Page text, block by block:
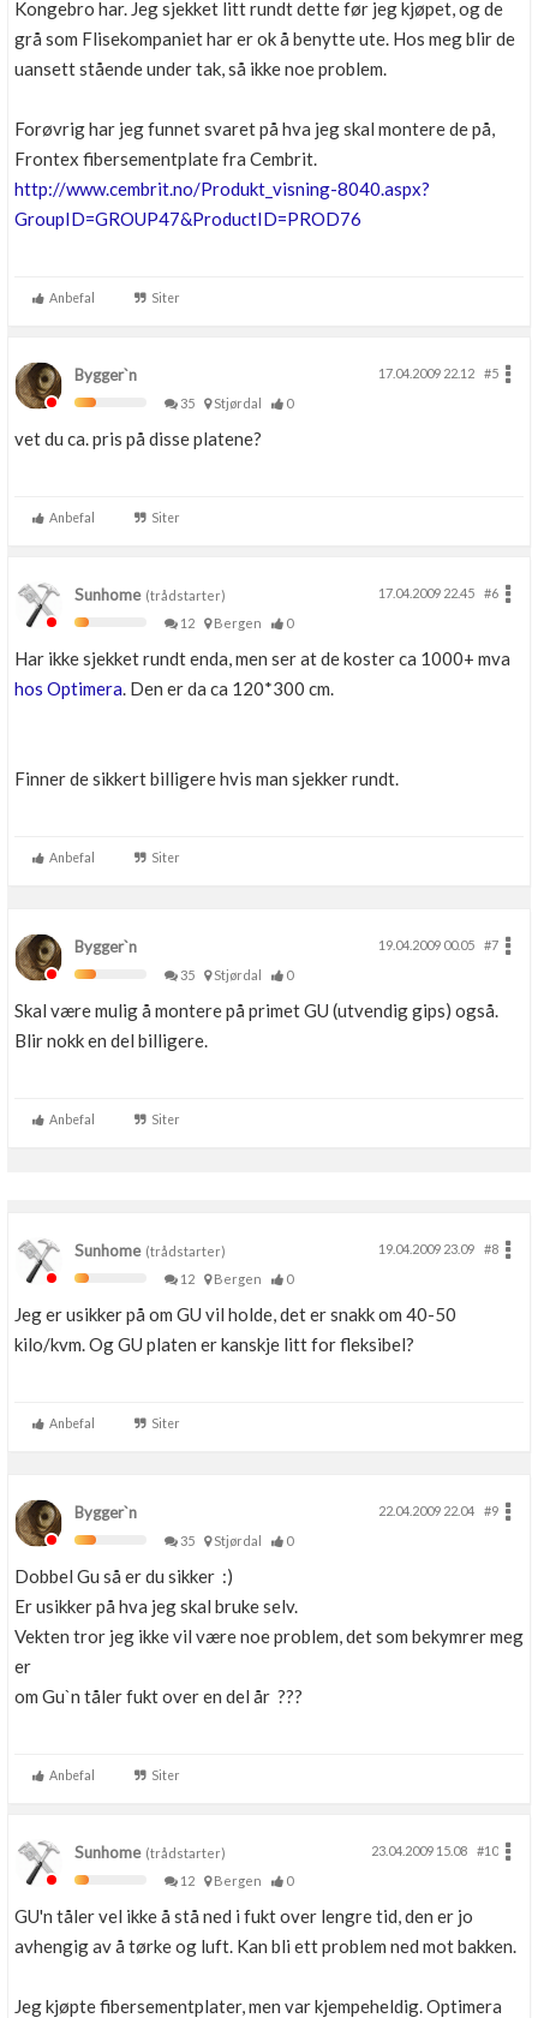
Kongebro har. Jeg sjekket litt rundt dette før jeg kjøpet, og de
grå som Flisekompaniet har er ok å benytte ute. Hos meg blir de
uansett stående under tak, så ikke noe problem.
Forøvrig har jeg funnet svaret på hva jeg skal montere de på,
Frontex fibersementplate fra Cembrit.
http://www.cembrit.no/Produkt_visning-8040.aspx?
GroupID=GROUP47&ProductID=PROD76
Anbefal Siter
Bygger`n 17.04.2009 22.12
#5
35
Stjørdal 0
vet du ca. pris på disse platene?
Anbefal Siter
Sunhome(trådstarter) 17.04.2009 22.45
#6
12
Bergen 0
Har ikke sjekket rundt enda, men ser at de koster ca 1000+ mva
hos Optimera. Den er da ca 120*300 cm.
Finner de sikkert billigere hvis man sjekker rundt.
Anbefal Siter
Bygger`n 19.04.2009 00.05
#7
35
Stjørdal 0
Skal være mulig å montere på primet GU (utvendig gips) også.
Blir nokk en del billigere.
Anbefal Siter
Sunhome(trådstarter) 19.04.2009 23.09
#8
12
Bergen 0
Jeg er usikker på om GU vil holde, det er snakk om 40-50
kilo/kvm. Og GU platen er kanskje litt for fleksibel?
Anbefal Siter
Bygger`n 22.04.2009 22.04
#9
35
Stjørdal 0
Dobbel Gu så er du sikker :)
Er usikker på hva jeg skal bruke selv.
Vekten tror jeg ikke vil være noe problem, det som bekymrer meg
er
om Gu`n tåler fukt over en del år ???
Anbefal Siter
Sunhome(trådstarter) 23.04.2009 15.08
#10
12
Bergen 0
GU'n tåler vel ikke å stå ned i fukt over lengre tid, den er jo
avhengig av å tørke og luft. Kan bli ett problem ned mot bakken.
Jeg kjøpte fibersementplater, men var kjempeheldig. Optimera